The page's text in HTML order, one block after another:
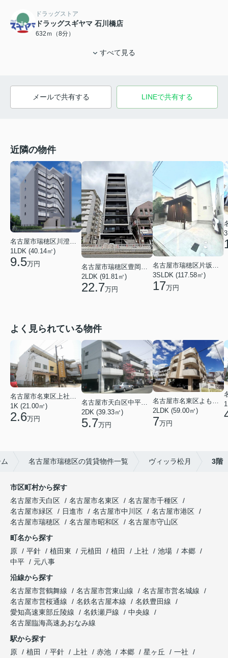
ドラッグストア
ドラッグスギヤマ 石川橋店
632ｍ（8分）
すべて見る
メールで共有する LINEで共有する
近隣の物件
名古屋市瑞穂区川澄町１丁目
1LDK (40.14㎡)
9.5万円
名古屋市瑞穂区豊岡通３丁目
2LDK (91.81㎡)
22.7万円
3SLDK (117.58㎡)
17万円
よく見られている物件
名古屋市名東区上社２丁目
1K (21.00㎡)
2.6万円
名古屋市天白区中平２丁目
2DK (39.33㎡)
5.7万円
名古屋市名東区よもぎ台２丁目
2LDK (59.00㎡)
7万円
名古屋市瑞穂区の賃貸物件一覧 ヴィッラ松月 3階
市区町村から探す
名古屋市天白区
名古屋市名東区
名古屋市千種区
名古屋市緑区
日進市 名古屋市中川区
名古屋市港区
名古屋市瑞穂区
名古屋市昭和区
名古屋市守山区
町名から探す
原
平針 植田東 元植田 植田 上社 池場
本郷
中平
元八事
沿線から探す
名古屋市営鶴舞線
名古屋市営東山線
名古屋市営名城線
名古屋市営桜通線
名鉄名古屋本線
名鉄豊田線
愛知高速東部丘陵線
名鉄瀬戸線
中央線
名古屋臨海高速あおなみ線
駅から探す
原
植田 平針 上社 赤池 本郷 星ヶ丘
一社